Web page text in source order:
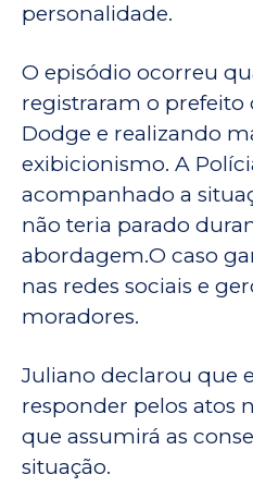
personalidade.
O episódio ocorreu
registraram o
Dodge e realizando
exibicionismo. A
acompanhado a
não teria parado
abordagem.O caso
nas redes sociais e
moradores.
Juliano declarou que
responder pelos atos
que assumirá as
situação.